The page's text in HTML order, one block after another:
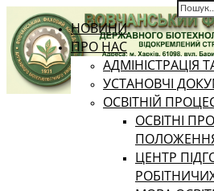
НОВИНИ
ПРО НАС
АДМІНІСТРАЦІЯ
УСТАНОВЧІ
ОСВІТНІЙ
ОСВІТНІ
ЦЕНТР